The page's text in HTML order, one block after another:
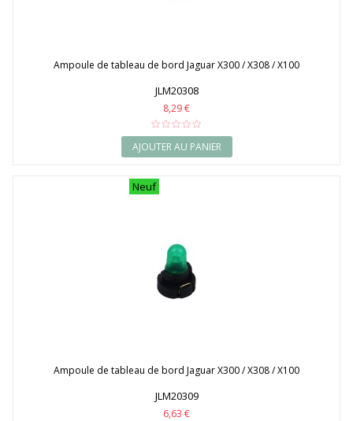
Ampoule de tableau de bord Jaguar X300 / X308 / X100
JLM20308
8,29 €
AJOUTER AU PANIER
Neuf
Ampoule de tableau de bord Jaguar X300 / X308 / X100
JLM20309
6,63 €